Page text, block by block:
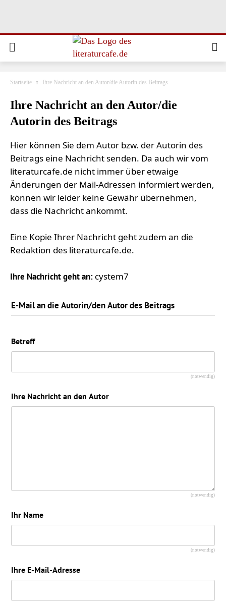
Startseite Ihre Nachricht an den Autor/die Autorin des Beitrags
Ihre Nachricht an den Autor/die
Autorin des Beitrags
Hier können Sie dem Autor bzw. der Autorin des
Beitrags eine Nachricht senden. Da auch wir vom
literaturcafe.de nicht immer über etwaige
Änderungen der Mail-Adressen informiert werden,
können wir leider keine Gewähr übernehmen,
dass die Nachricht ankommt.
Eine Kopie Ihrer Nachricht geht zudem an die
Redaktion des literaturcafe.de.
Ihre Nachricht geht an: cystem7
E-Mail an die Autorin/den Autor des Beitrags
Betreff
(notwendig)
Ihre Nachricht an den Autor
(notwendig)
Ihr Name
(notwendig)
Ihre E-Mail-Adresse